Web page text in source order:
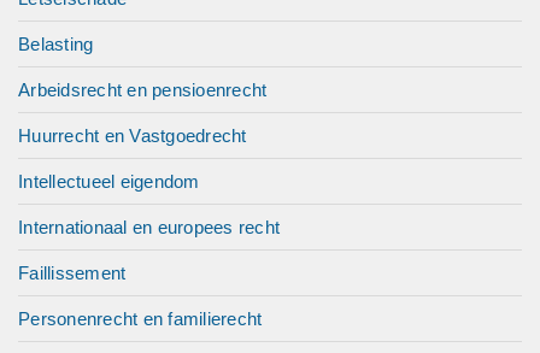
Belasting
Arbeidsrecht en pensioenrecht
Huurrecht en Vastgoedrecht
Intellectueel eigendom
Internationaal en europees recht
Faillissement
Personenrecht en familierecht